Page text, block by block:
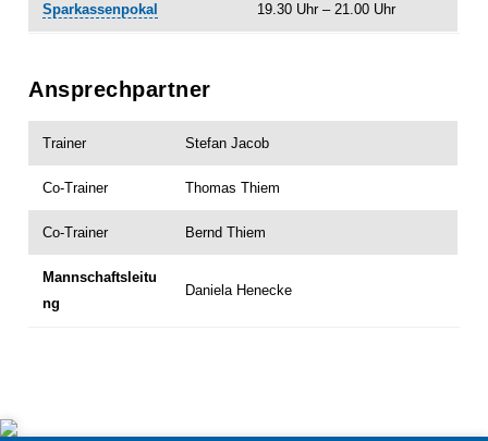
Sparkassenpokal
19.30 Uhr – 21.00 Uhr
Ansprechpartner
Trainer Stefan Jacob
Co-Trainer Thomas Thiem
Co-Trainer Bernd Thiem
Mannschaftsleitu
ng
Daniela Henecke